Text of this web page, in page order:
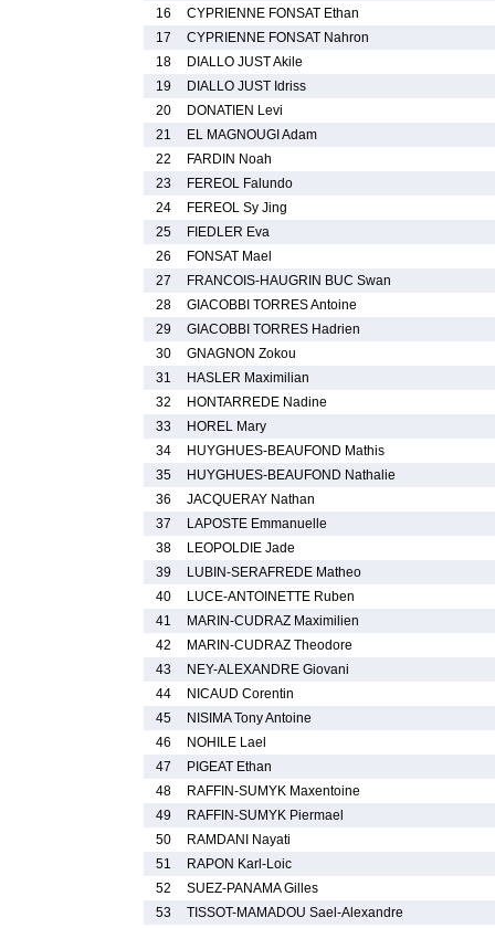
16
CYPRIENNE FONSAT Ethan
17
CYPRIENNE FONSAT Nahron
18
DIALLO JUST Akile
19
DIALLO JUST Idriss
20
DONATIEN Levi
21
EL MAGNOUGI Adam
22
FARDIN Noah
23
FEREOL Falundo
24
FEREOL Sy Jing
25
FIEDLER Eva
26
FONSAT Mael
27
FRANCOIS-HAUGRIN BUC Swan
28
GIACOBBI TORRES Antoine
29
GIACOBBI TORRES Hadrien
30
GNAGNON Zokou
31
HASLER Maximilian
32
HONTARREDE Nadine
33
HOREL Mary
34
HUYGHUES-BEAUFOND Mathis
35
HUYGHUES-BEAUFOND Nathalie
36
JACQUERAY Nathan
37
LAPOSTE Emmanuelle
38
LEOPOLDIE Jade
39
LUBIN-SERAFREDE Matheo
40
LUCE-ANTOINETTE Ruben
41
MARIN-CUDRAZ Maximilien
42
MARIN-CUDRAZ Theodore
43
NEY-ALEXANDRE Giovani
44
NICAUD Corentin
45
NISIMA Tony Antoine
46
NOHILE Lael
47
PIGEAT Ethan
48
RAFFIN-SUMYK Maxentoine
49
RAFFIN-SUMYK Piermael
50
RAMDANI Nayati
51
RAPON Karl-Loic
52
SUEZ-PANAMA Gilles
53
TISSOT-MAMADOU Sael-Alexandre